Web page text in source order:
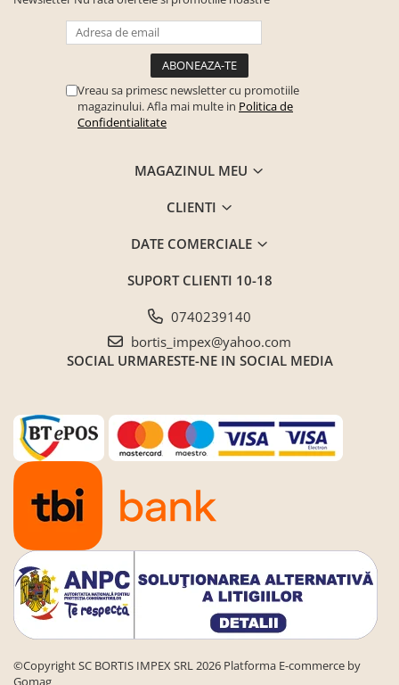
Vreau sa primesc newsletter cu promotiile
magazinului. Afla mai multe in Politica de
Confidentialitate
MAGAZINUL MEU
CLIENTI
DATE COMERCIALE
SUPORT CLIENTI 10-18
0740239140
bortis_impex@yahoo.com
SOCIAL URMARESTE-NE IN SOCIAL MEDIA
©Copyright SC BORTIS IMPEX SRL 2026 Platforma E-commerce by
Gomag